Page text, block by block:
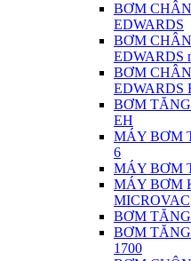
BƠM
EDWARDS
BƠM
EDWARDS
BƠM
EDWARDS
BƠM
EH
MÁY BƠM
6
MÁY BƠM
MÁY BƠM
MICROVAC
BƠM
BƠM
1700